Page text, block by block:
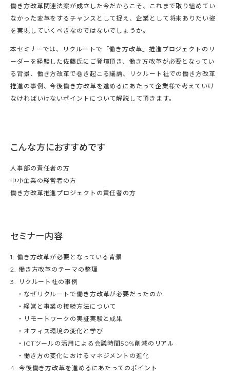
働き方改革関連法案が成立した今だからこそ、これまで取り組めてい
なかった変革をするチャンスとして捉え、企業として将来ありたい姿
を実現していくべきなのではないでしょうか。
本セミナーでは、リクルートで「働き方改革」推進プロジェクトのリ
ーダーを経験した佐藤氏にご登壇頂き、働き方改革が必要となってい
る背景、働き方改革で巻き起こる議論、リクルート社での働き方改革
推進の事例、今後働き方改革を進めるにあたって企業様で考えていけ
なければいけないポイントについて解説して頂きます。
こんな方におすすめです
人事部の責任者の方
中小企業の経営者の方
働き方改革推進プロジェクトの責任者の方
セミナー内容
1. 働き方改革が必要となっている背景
2. 働き方改革のテーマの整理
3. リクルート社の事例
・なぜリクルートで働き方改革が必要だったのか
・経営と事業の接続方法について
・リモートワークの実証実験と成果
・オフィス環境の変化と学び
・ICTツールの活用による会議時間50%削減のリアル
・働き方の変化におけるマネジメントの進化
4. 今後働き方改革を進めるにあたってのポイント